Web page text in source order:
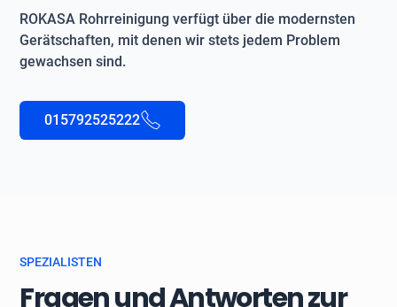
ROKASA Rohrreinigung verfügt über die modernsten
Gerätschaften, mit denen wir stets jedem Problem
gewachsen sind.
015792525222
SPEZIALISTEN
Fragen und Antworten zur